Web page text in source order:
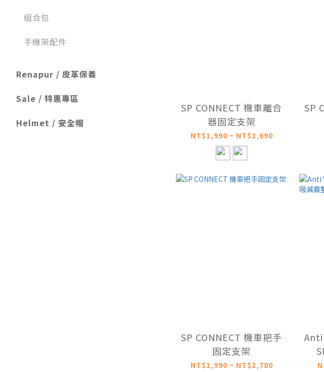
組合包
手機架配件
Renapur / 皮革保養
Sale / 特惠專區
Helmet / 安全帽
SP CONNECT 機車離合
器固定支架
NT$1,990 ~ NT$2,690
SP
SP CONNECT 機車把手
固定支架
NT$1,990 ~ NT$2,780